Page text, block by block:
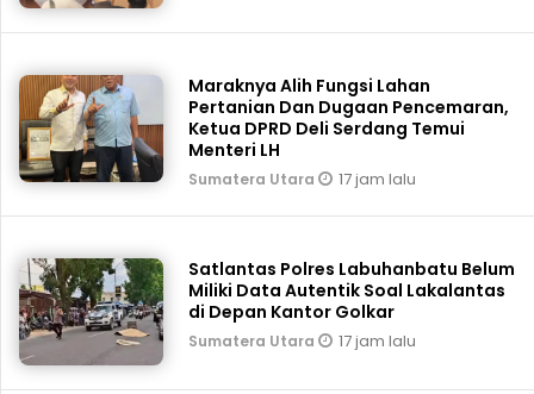
Maraknya Alih Fungsi Lahan
Pertanian Dan Dugaan Pencemaran,
Ketua DPRD Deli Serdang Temui
Menteri LH
Sumatera Utara 17 jam lalu
Satlantas Polres Labuhanbatu Belum
Miliki Data Autentik Soal Lakalantas
di Depan Kantor Golkar
Sumatera Utara 17 jam lalu